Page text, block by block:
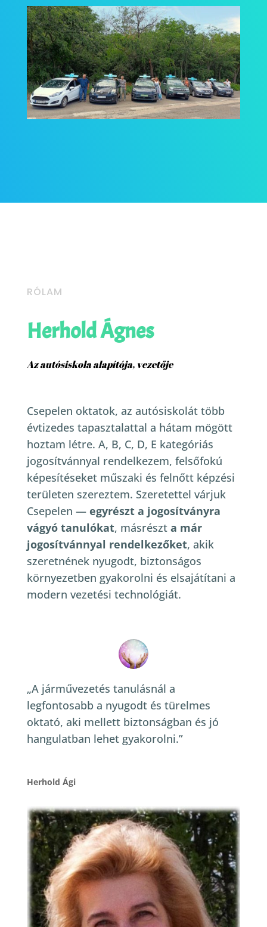
RÓLAM
Herhold Ágnes
Az autósiskola alapítója, vezetője
Csepelen oktatok, az autósiskolát több
évtizedes tapasztalattal a hátam mögött
hoztam létre. A, B, C, D, E kategóriás
jogosítvánnyal rendelkezem, felsőfokú
képesítéseket műszaki és felnőtt képzési
területen szereztem. Szeretettel várjuk
Csepelen — egyrészt a jogosítványra
vágyó tanulókat, másrészt a már
jogosítvánnyal rendelkezőket, akik
szeretnének nyugodt, biztonságos
környezetben gyakorolni és elsajátítani a
modern vezetési technológiát.
„A járművezetés tanulásnál a
legfontosabb a nyugodt és türelmes
oktató, aki mellett biztonságban és jó
hangulatban lehet gyakorolni.”
Herhold Ági